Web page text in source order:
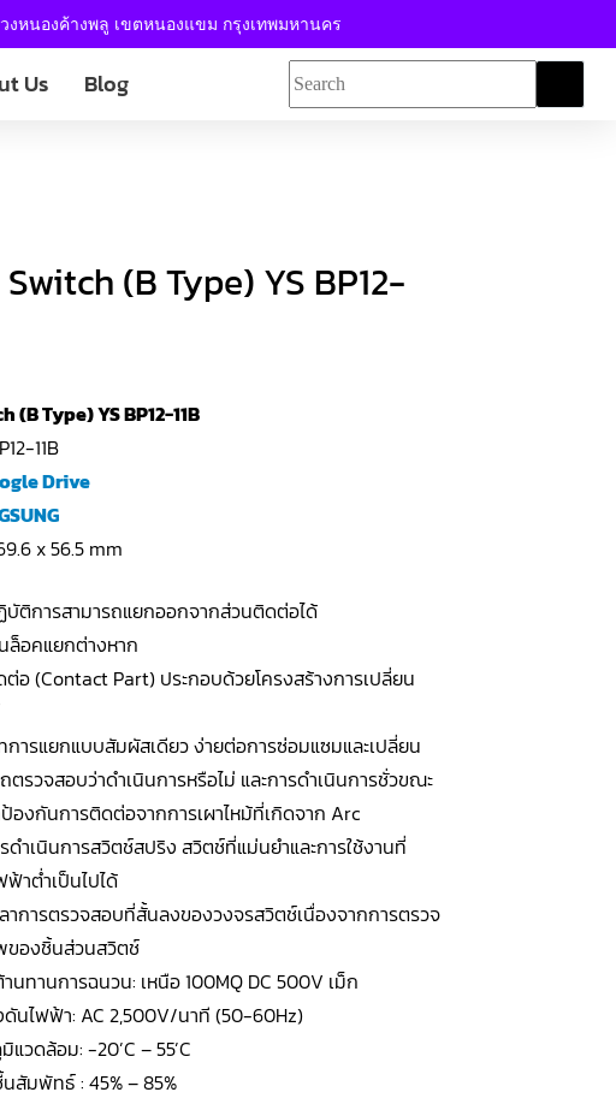
วงหนองค้างพลู เขตหนองแขม กรุงเทพมหานคร
Us Blog
(B Type) YS BP12-
(B Type) YS BP12-11B
11B
Drive
x 56.5 mm
บัติการสามารถแยกออกจากส่วนติดต่อได้
นล็อคแยกต่างหาก
ต่อ (Contact Part) ประกอบด้วยโครงสร้างการเปลี่ยน
ทการแยกแบบสัมผัสเดียว ง่ายต่อการซ่อมแซมและเปลี่ยน
ถตรวจสอบว่าดำเนินการหรือไม่ และการดำเนินการชั่วขณะ
องกันการติดต่อจากการเผาไหม้ที่เกิดจาก Arc
รดำเนินการสวิตช์สปริง สวิตช์ที่แม่นยำและการใช้งานที่
ฟ้าต่ำเป็นไปได้
วลาการตรวจสอบที่สั้นลงของวงจรสวิตช์เนื่องจากการตรวจ
ของชิ้นส่วนสวิตช์
านทานการฉนวน: เหนือ 100MQ DC 500V เม็ก
ดันไฟฟ้า: AC 2,500V/นาที (50-60Hz)
แวดล้อม: -20’C – 55’C
นสัมพัทธ์ : 45% – 85%